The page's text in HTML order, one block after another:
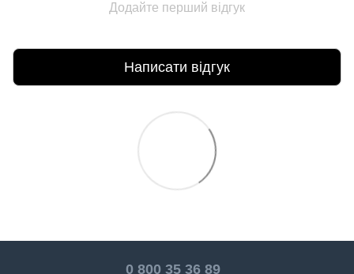
Додайте перший відгук
Написати відгук
0 800 35 36 89